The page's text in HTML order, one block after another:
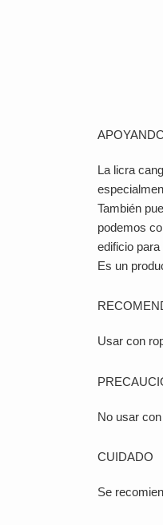
La licra
También
podemos
edificio
Es un
Usar con
No usar
CUIDADO
Se